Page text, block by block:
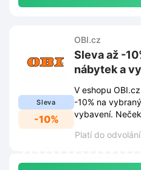
Sleva
-10%
OBI.cz
Sleva až -
nábytek a
V eshopu
-10% na
vybavení.
Platí do odvolání